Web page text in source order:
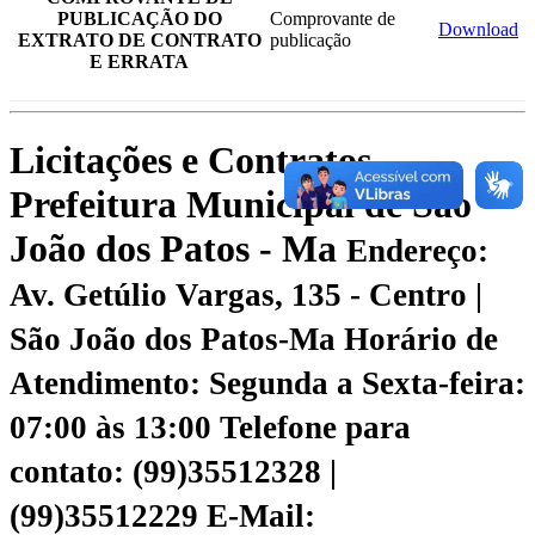
PUBLICAÇÃO DO
EXTRATO DE CONTRATO
E ERRATA
Comprovante de
publicação
Download
Licitações e Contratos -
Prefeitura Municipal de São
João dos Patos - Ma Endereço:
Av. Getúlio Vargas, 135 - Centro |
São João dos Patos-Ma Horário de
Atendimento: Segunda a Sexta-feira:
07:00 às 13:00 Telefone para
contato: (99)35512328 |
(99)35512229 E-Mail: